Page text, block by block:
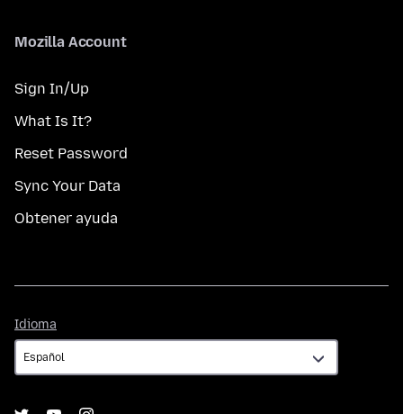
Mozilla Account
Sign In/Up
What Is It?
Reset Password
Sync Your Data
Obtener ayuda
Idioma